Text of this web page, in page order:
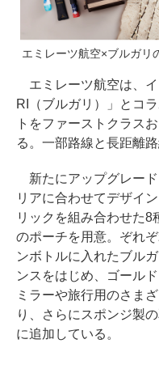
エミレーツ航空×ブルガリ
エミレーツ航空は、
RI（ブルガリ）」とコ
トをファーストクラス
る。一部路線と長距離
新たにアップグレー
リアに合わせてデザイ
リックを組み合わせた8
のポーチを用意。ぞれ
ンボトルに入れたブル
ンスをはじめ、ゴール
ミラーや旅行用のさま
り、さらにスポンジ製
に追加している。